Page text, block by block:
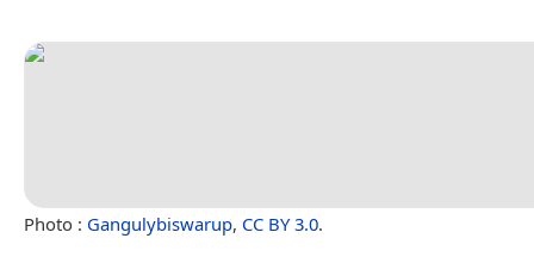
Photo : Gangulybiswarup, CC BY 3.0.